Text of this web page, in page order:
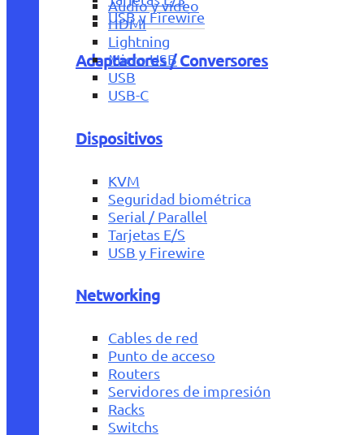
USB y Firewire
Adaptadores / Conversores
Audio y vídeo
HDMI
Lightning
Micro USB
USB
USB-C
Dispositivos
KVM
Seguridad biométrica
Serial / Parallel
Tarjetas E/S
USB y Firewire
Networking
Cables de red
Punto de acceso
Routers
Servidores de impresión
Racks
Switchs